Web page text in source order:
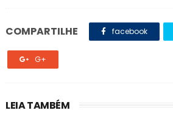
COMPARTILHE facebook
G+
LEIA TAMBÉM